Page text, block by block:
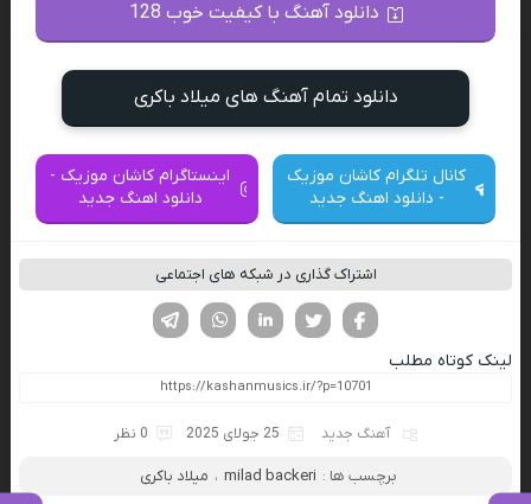
دانلود آهنگ با کیفیت خوب 128
دانلود تمام آهنگ های میلاد باکری
کانال تلگرام کاشان موزیک
- دانلود اهنگ جدید
اینستاگرام کاشان موزیک -
دانلود اهنگ جدید
اشتراک گذاری در شبکه های اجتماعی
لینکدین تویتر
فیسوک
لینک کوتاه مطلب
آهنگ جدید 25 جولای 2025 0 نظر
برچسب ها : milad backeri ، میلاد باکری